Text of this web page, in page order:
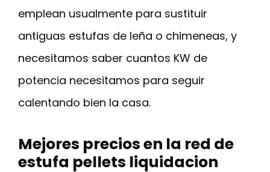
emplean usualmente para sustituir
antiguas estufas de leña o chimeneas, y
necesitamos saber cuantos KW de
potencia necesitamos para seguir
calentando bien la casa.
Mejores precios en la red de
estufa pellets liquidacion